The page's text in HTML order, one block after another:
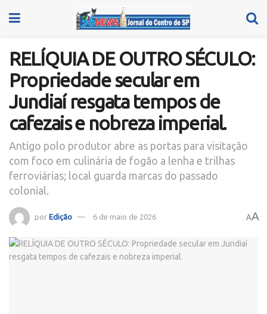
RELÍQUIA DE OUTRO SÉCULO:
Propriedade secular em
Jundiaí resgata tempos de
cafezais e nobreza imperial.
Antigo polo produtor abre as portas para visitação
com foco em culinária de fogão a lenha e trilhas
ferroviárias; local guarda marcas do passado
colonial.
por Edição 6 de maio de 2026 AA